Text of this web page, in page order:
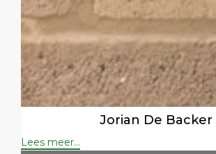
Jorian De Backer
Lees meer...